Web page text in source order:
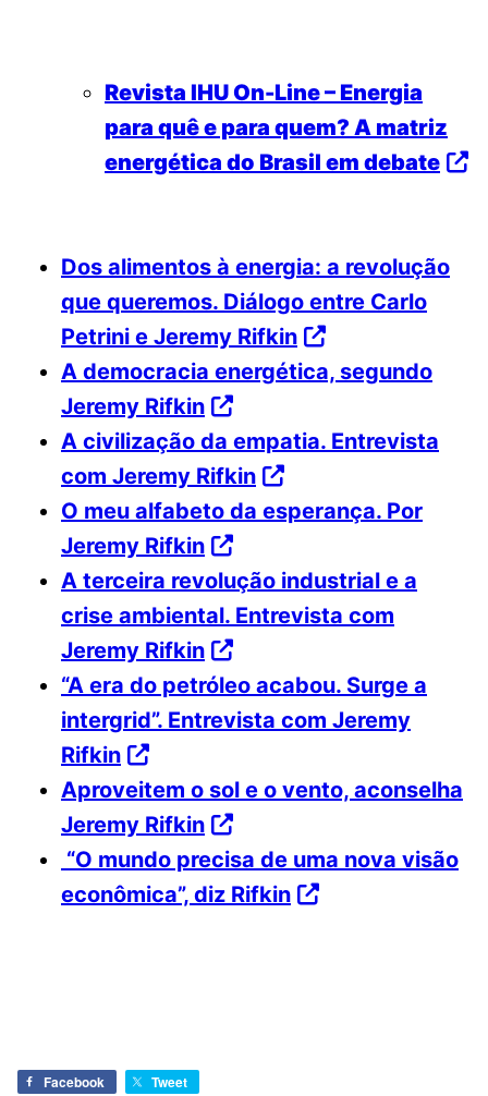
Revista IHU On-Line – Energia
para quê e para quem? A matriz
energética do Brasil em debate
Dos alimentos à energia: a revolução
que queremos. Diálogo entre Carlo
Petrini e Jeremy Rifkin
A democracia energética, segundo
Jeremy Rifkin
A civilização da empatia. Entrevista
com Jeremy Rifkin
O meu alfabeto da esperança. Por
Jeremy Rifkin
A terceira revolução industrial e a
crise ambiental. Entrevista com
Jeremy Rifkin
“A era do petróleo acabou. Surge a
intergrid”. Entrevista com Jeremy
Rifkin
Aproveitem o sol e o vento, aconselha
Jeremy Rifkin
“O mundo precisa de uma nova visão
econômica”, diz Rifkin
Facebook Tweet